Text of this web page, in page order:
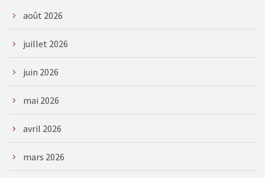
août 2026
juillet 2026
juin 2026
mai 2026
avril 2026
mars 2026